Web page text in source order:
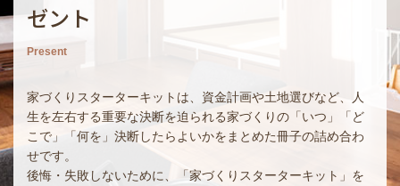
ゼント
Present
家づくりスターターキットは、資金計画や土地選びなど、人
生を左右する重要な決断を迫られる家づくりの「いつ」「ど
こで」「何を」決断したらよいかをまとめた冊子の詰め合わ
せです。
後悔・失敗しないために、「家づくりスターターキット」を